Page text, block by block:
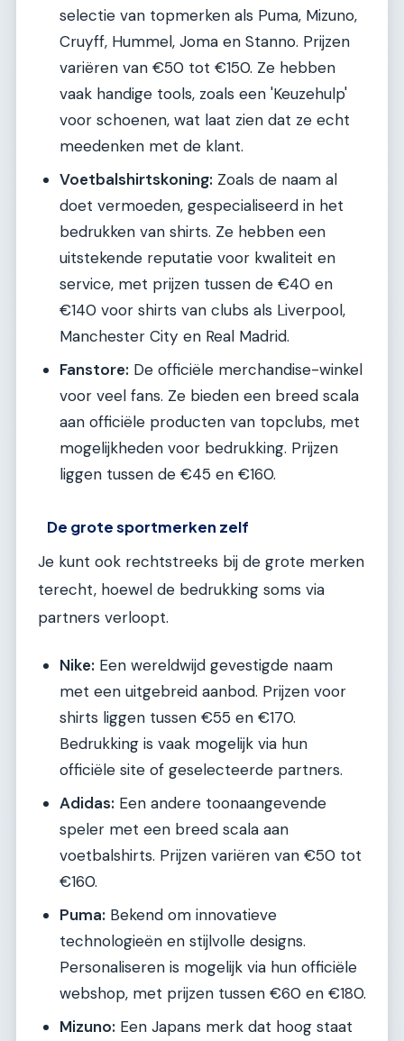
selectie van topmerken als Puma, Mizuno,
Cruyff, Hummel, Joma en Stanno. Prijzen
variëren van €50 tot €150. Ze hebben
vaak handige tools, zoals een 'Keuzehulp'
voor schoenen, wat laat zien dat ze echt
meedenken met de klant.
Voetbalshirtskoning: Zoals de naam al
doet vermoeden, gespecialiseerd in het
bedrukken van shirts. Ze hebben een
uitstekende reputatie voor kwaliteit en
service, met prijzen tussen de €40 en
€140 voor shirts van clubs als Liverpool,
Manchester City en Real Madrid.
Fanstore: De officiële merchandise-winkel
voor veel fans. Ze bieden een breed scala
aan officiële producten van topclubs, met
mogelijkheden voor bedrukking. Prijzen
liggen tussen de €45 en €160.
De grote sportmerken zelf
Je kunt ook rechtstreeks bij de grote merken
terecht, hoewel de bedrukking soms via
partners verloopt.
Nike: Een wereldwijd gevestigde naam
met een uitgebreid aanbod. Prijzen voor
shirts liggen tussen €55 en €170.
Bedrukking is vaak mogelijk via hun
officiële site of geselecteerde partners.
Adidas: Een andere toonaangevende
speler met een breed scala aan
voetbalshirts. Prijzen variëren van €50 tot
€160.
Puma: Bekend om innovatieve
technologieën en stijlvolle designs.
Personaliseren is mogelijk via hun officiële
webshop, met prijzen tussen €60 en €180.
Mizuno: Een Japans merk dat hoog staat